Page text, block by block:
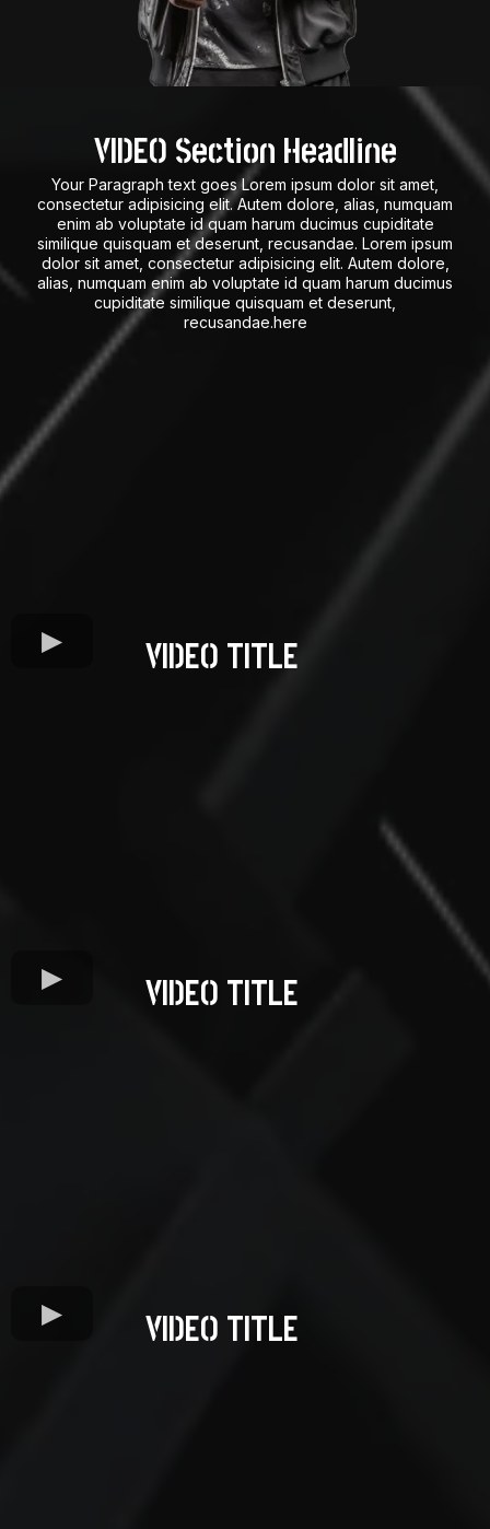
VIDEO Section Headline
Your Paragraph text goes Lorem ipsum dolor sit amet,
consectetur adipisicing elit. Autem dolore, alias, numquam
enim ab voluptate id quam harum ducimus cupiditate
similique quisquam et deserunt, recusandae. Lorem ipsum
dolor sit amet, consectetur adipisicing elit. Autem dolore,
alias, numquam enim ab voluptate id quam harum ducimus
cupiditate similique quisquam et deserunt,
recusandae.here
VIDEO TITLE
VIDEO TITLE
VIDEO TITLE